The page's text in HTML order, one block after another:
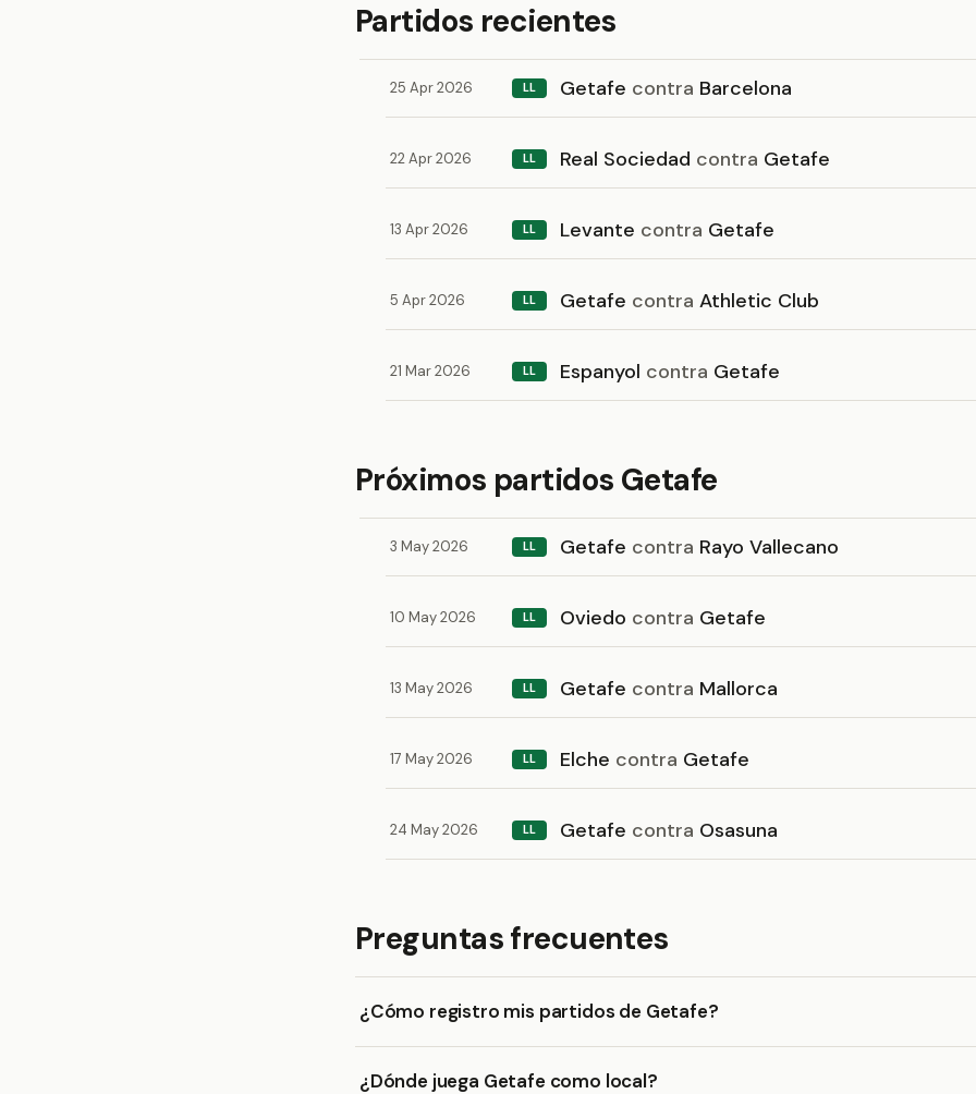
Partidos recientes
25 Apr 2026 LL Getafe contra Barcelona
22 Apr 2026 LL Real Sociedad contra Getafe
13 Apr 2026 LL Levante contra Getafe
5 Apr 2026 LL Getafe contra Athletic Club
21 Mar 2026 LL Espanyol contra Getafe
Próximos partidos Getafe
3 May 2026 LL Getafe contra Rayo Vallecano
10 May 2026 LL Oviedo contra Getafe
13 May 2026 LL Getafe contra Mallorca
17 May 2026 LL Elche contra Getafe
24 May 2026 LL Getafe contra Osasuna
Preguntas frecuentes
¿Cómo registro mis partidos de Getafe?
¿Dónde juega Getafe como local?